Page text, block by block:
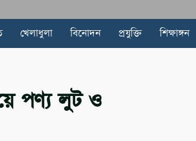
খেলাধুলা বিনোদন প্রযুক্তি শিক্ষাঙ্গন
পণ্য লুট ও